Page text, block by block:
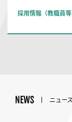
採用情報（教職員
NEWS ニュー